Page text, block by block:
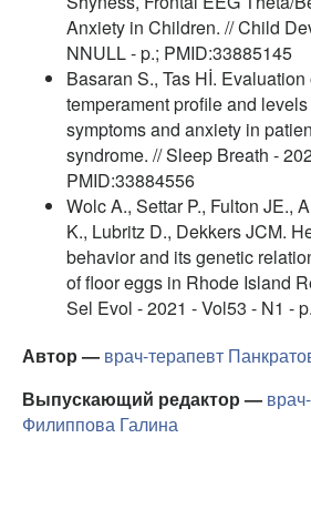
Anxiety in Children. // Child
NNULL - p.; PMID:33885145
Basaran S., Tas Hİ.
temperament profile and
symptoms and anxiety in
syndrome. // Sleep Breath -
PMID:33884556
Wolc A., Settar P., Fulton JE.,
K., Lubritz D., Dekkers JCM.
behavior and its genetic
of floor eggs in Rhode Island
Sel Evol - 2021 - Vol53 - N1 -
Автор — врач-терапевт
Выпускающий редактор —
Филиппова Галина